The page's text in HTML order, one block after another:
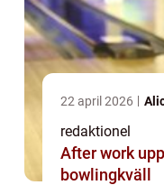
22 april 2026
redaktionel
After work uppsala från
bowlingkväll